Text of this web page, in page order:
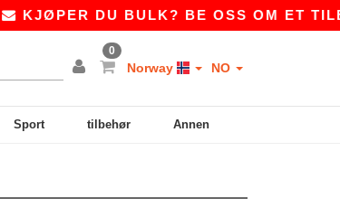
KJØPER DU BULK? BE OSS OM ET
0
Norway NO
Sport tilbehør Annen